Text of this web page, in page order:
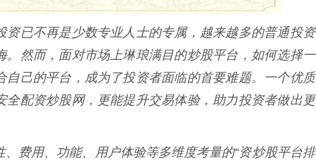
资已不再是少数专业人士的专属，越来越多的普通投资
。然而，面对市场上琳琅满目的炒股平台，如何选择一
自己的平台，成为了投资者面临的首要难题。一个优质
全配资炒股网，更能提升交易体验，助力投资者做出更
费用、功能、用户体验等多维度考量的“资炒股平台排